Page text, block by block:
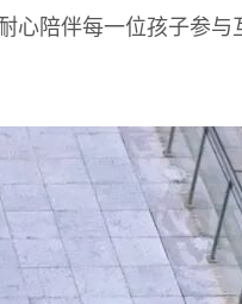
心陪伴每一位孩子参与